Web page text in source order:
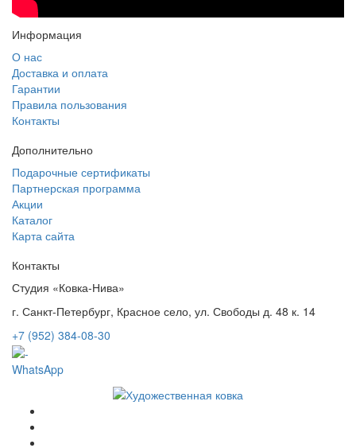
Информация
О нас
Доставка и оплата
Гарантии
Правила пользования
Контакты
Дополнительно
Подарочные сертификаты
Партнерская программа
Акции
Каталог
Карта сайта
Контакты
Студия «Ковка-Нива»
г. Санкт-Петербург, Красное село, ул. Свободы д. 48 к. 14
+7 (952) 384-08-30
WhatsApp